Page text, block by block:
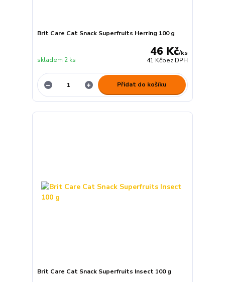
Brit Care Cat Snack Superfruits Herring 100 g
46 Kč/ks
41 Kčbez DPH
skladem 2 ks
Přidat do košíku
Brit Care Cat Snack Superfruits Insect 100 g